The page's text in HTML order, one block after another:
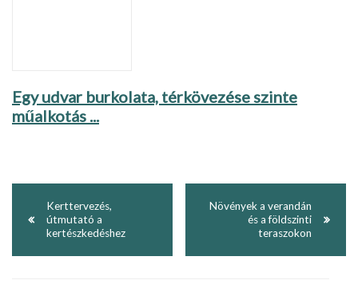
Egy udvar burkolata, térkövezése szinte
műalkotás ...
Kerttervezés,
útmutató a
kertészkedéshez
Növények a verandán
és a földszinti
teraszokon